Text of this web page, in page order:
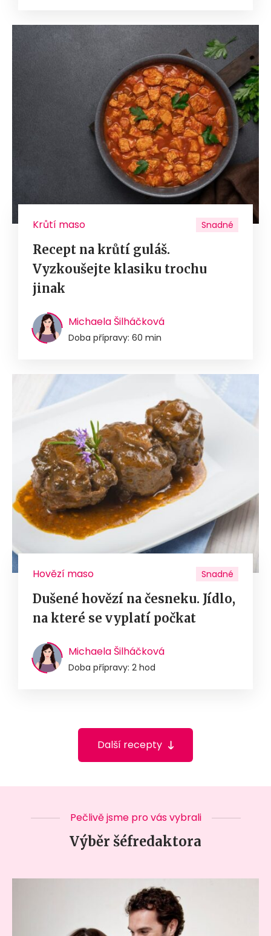
Krůtí maso Snadné
Recept na krůtí guláš.
Vyzkoušejte klasiku trochu
jinak
Michaela Šilháčková
Doba přípravy: 60 min
Hovězí maso Snadné
Dušené hovězí na česneku. Jídlo,
na které se vyplatí počkat
Michaela Šilháčková
Doba přípravy: 2 hod
Další recepty
Pečlivě jsme pro vás vybrali
Výběr šéfredaktora